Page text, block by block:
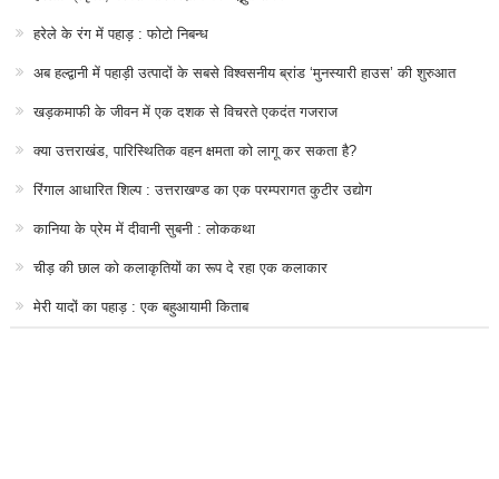
हरेले के रंग में पहाड़ : फोटो निबन्ध
अब हल्द्वानी में पहाड़ी उत्पादों के सबसे विश्वसनीय ब्रांड ‘मुनस्यारी हाउस’ की शुरुआत
खड़कमाफी के जीवन में एक दशक से विचरते एकदंत गजराज
क्या उत्तराखंड, पारिस्थितिक वहन क्षमता को लागू कर सकता है?
रिंगाल आधारित शिल्प : उत्तराखण्ड का एक परम्परागत कुटीर उद्योग
कानिया के प्रेम में दीवानी सुबनी : लोककथा
चीड़ की छाल को कलाकृतियों का रूप दे रहा एक कलाकार
मेरी यादों का पहाड़ : एक बहुआयामी किताब